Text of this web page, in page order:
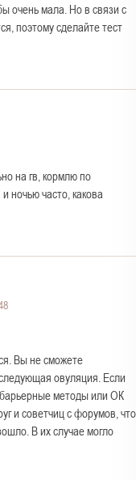
очень мала. Но в связи с
поэтому сделайте тест
на гв, кормлю по
ночью часто, какова
Вы не сможете
овуляция. Если
методы или ОК
и советчиц с форумов, что
В их случае могло